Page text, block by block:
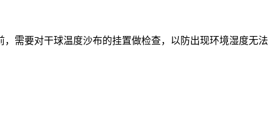
需要对干球温度沙布的挂置做检查，以防出现环境湿度无法